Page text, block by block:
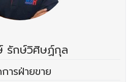
รักษ์วิศิษฏ์กุล
ารฝ่ายขาย